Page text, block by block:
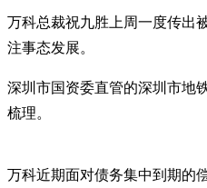
万科总裁祝九胜上周一度传出
注事态发展。
深圳市国资委直管的深圳市地
梳理。
万科近期面对债务集中到期的